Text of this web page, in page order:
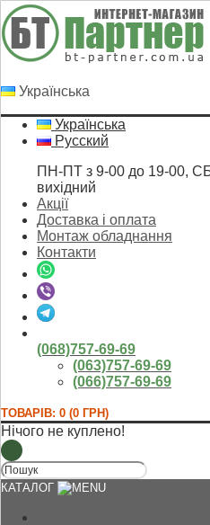
Українська
Українська
Русский
ПН-ПТ з 9-00 до 19-00,
вихідний
Акції
Доставка і оплата
Монтаж обладнання
Контакти
(068)757-69-69
(063)757-69-69
(066)757-69-69
ТОВАРІВ: 0 (0 ГРН)
Нічого не куплено!
КАТАЛОГ